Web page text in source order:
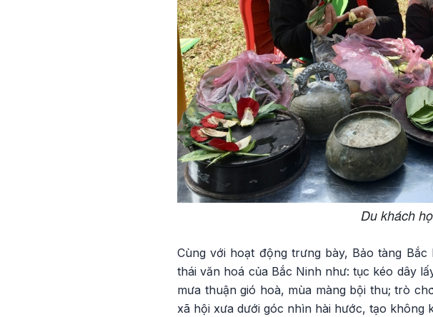
Du khách
Cùng với hoạt động trưng bày, Bảo tàng
thái văn hoá của Bắc Ninh như: tục kéo dây
mưa thuận gió hoà, mùa màng bội thu; trò
xã hội xưa dưới góc nhìn hài hước, tạo không